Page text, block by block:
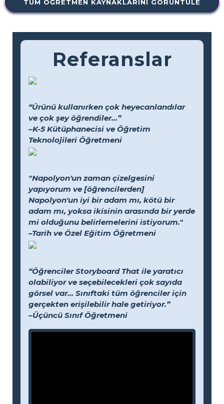
TÜM ÖĞRETMEN KAYNAKLARINI GÖRÜNTÜLE
Referanslar
“Ürünü kullanırken çok heyecanlandılar
ve çok şey öğrendiler...”
–K-5 Kütüphanecisi ve Öğretim
Teknolojileri Öğretmeni
"Napolyon'un zaman çizelgesini
yapıyorum ve [öğrencilerden]
Napolyon'un iyi bir adam mı, kötü bir
adam mı, yoksa ikisinin arasında bir yerde
mi olduğunu belirlemelerini istiyorum."
–Tarih ve Özel Eğitim Öğretmeni
“Öğrenciler Storyboard That ile yaratıcı
olabiliyor ve seçebilecekleri çok sayıda
görsel var... Sınıftaki tüm öğrenciler için
gerçekten erişilebilir hale getiriyor.”
–Üçüncü Sınıf Öğretmeni